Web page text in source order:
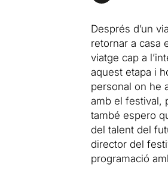
Després d’un
retornar a casa
viatge cap a
aquest etapa i
personal on he
amb el festival,
també espero
del talent del
director del
programació